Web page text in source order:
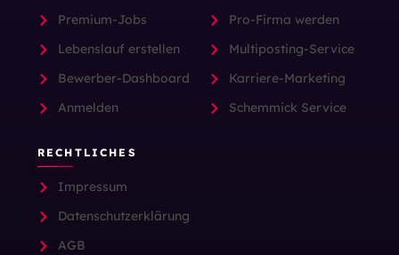
Premium-Jobs
Lebenslauf erstellen
Bewerber-Dashboard
Anmelden
Pro-Firma werden
Multiposting-Service
Karriere-Marketing
Schemmick Service
RECHTLICHES
Impressum
Datenschutzerklärung
AGB